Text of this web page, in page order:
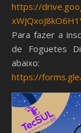
https://
Para fazer a
de Foguetes
abaixo:
https://